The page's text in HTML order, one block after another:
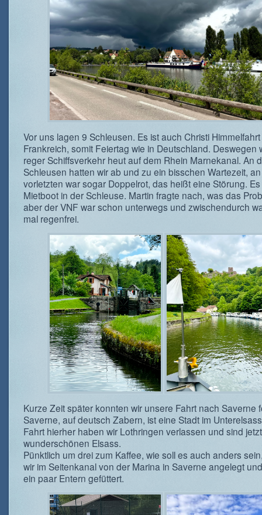
Vor uns lagen 9 Schleusen. Es ist auch Christi
Frankreich, somit Feiertag wie in Deutschland. Deswegen
reger Schiffsverkehr heut auf dem Rhein Marnekanal. An
Schleusen hatten wir ab und zu ein bisschen Wartezeit,
vorletzten war sogar Doppelrot, das heißt eine Störung.
Mietboot in der Schleuse. Martin fragte nach, was das
aber der VNF war schon unterwegs und zwischendurch
mal regenfrei.
Kurze Zeit später konnten wir unsere Fahrt nach Saverne
Saverne, auf deutsch Zabern, ist eine Stadt im
Fahrt hierher haben wir Lothringen verlassen und sind
wunderschönen Elsass.
Pünktlich um drei zum Kaffee, wie soll es auch anders
wir im Seitenkanal von der Marina in Saverne angelegt
ein paar Entern gefüttert.